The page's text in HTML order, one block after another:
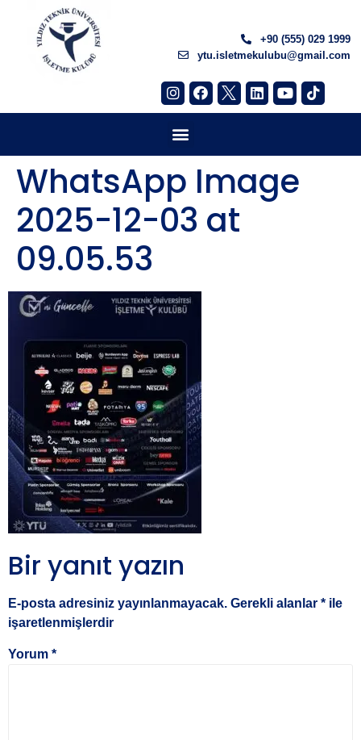
+90 (555) 029 1999
ytu.isletmekulubu@gmail.com
WhatsApp Image
2025-12-03 at
09.05.53
Bir yanıt yazın
E-posta adresiniz yayınlanmayacak. Gerekli alanlar * ile
işaretlenmişlerdir
Yorum *